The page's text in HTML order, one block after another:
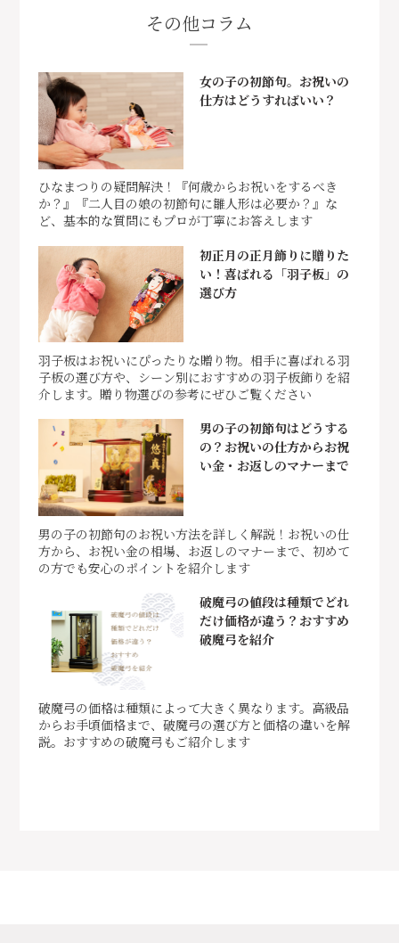
その他コラム
女の子の初節句。お祝いの
仕方はどうすればいい？
ひなまつりの疑問解決！『何歳からお祝いをするべき
か？』『二人目の娘の初節句に雛人形は必要か？』な
ど、基本的な質問にもプロが丁寧にお答えします
初正月の正月飾りに贈りた
い！喜ばれる「羽子板」の
選び方
羽子板はお祝いにぴったりな贈り物。相手に喜ばれる羽
子板の選び方や、シーン別におすすめの羽子板飾りを紹
介します。贈り物選びの参考にぜひご覧ください
男の子の初節句はどうする
の？お祝いの仕方からお祝
い金・お返しのマナーまで
男の子の初節句のお祝い方法を詳しく解説！お祝いの仕
方から、お祝い金の相場、お返しのマナーまで、初めて
の方でも安心のポイントを紹介します
破魔弓の値段は種類でどれ
だけ価格が違う？おすすめ
破魔弓を紹介
破魔弓の価格は種類によって大きく異なります。高級品
からお手頃価格まで、破魔弓の選び方と価格の違いを解
説。おすすめの破魔弓もご紹介します